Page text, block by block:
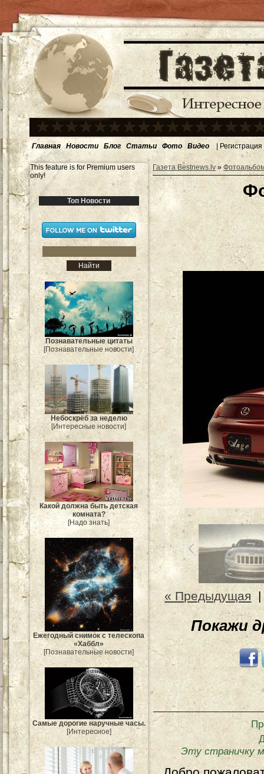
Главная Новости Блог Статьи Фото Видео | Регистрация
This feature is for Premium users
only!
Топ Новости
Познавательные цитаты
[Познавательные новости]
Небоскрёб за неделю
[Интересные новости]
Какой должна быть детская
комната?
[Надо знать]
Ежегодный снимок с телескопа
«Хаббл»
[Познавательные новости]
Самые дорогие наручные часы.
[Интересное]
Газета Bestnews.lv»
« Предыдущая
Покажи
Эту страничку